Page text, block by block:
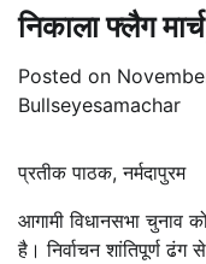
निकाला फ्लैग
Posted on
Bullseyesamachar
प्रतीक पाठक, नर्मदापुरम
आगामी विधानसभा चुनाव
है। निर्वाचन शांतिपूर्ण ढंग